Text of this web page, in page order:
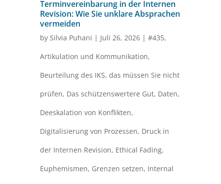
Terminvereinbarung in der Internen
Revision: Wie Sie unklare Absprachen
vermeiden
by Silvia Puhani | Juli 26, 2026| #435,
Artikulation und Kommunikation,
Beurteilung des IKS, das müssen Sie nicht
prüfen, Das schützenswertere Gut, Daten,
Deeskalation von Konflikten,
Digitalisierung von Prozessen, Druck in
der Internen Revision, Ethical Fading,
Euphemismen, Grenzen setzen, Internal